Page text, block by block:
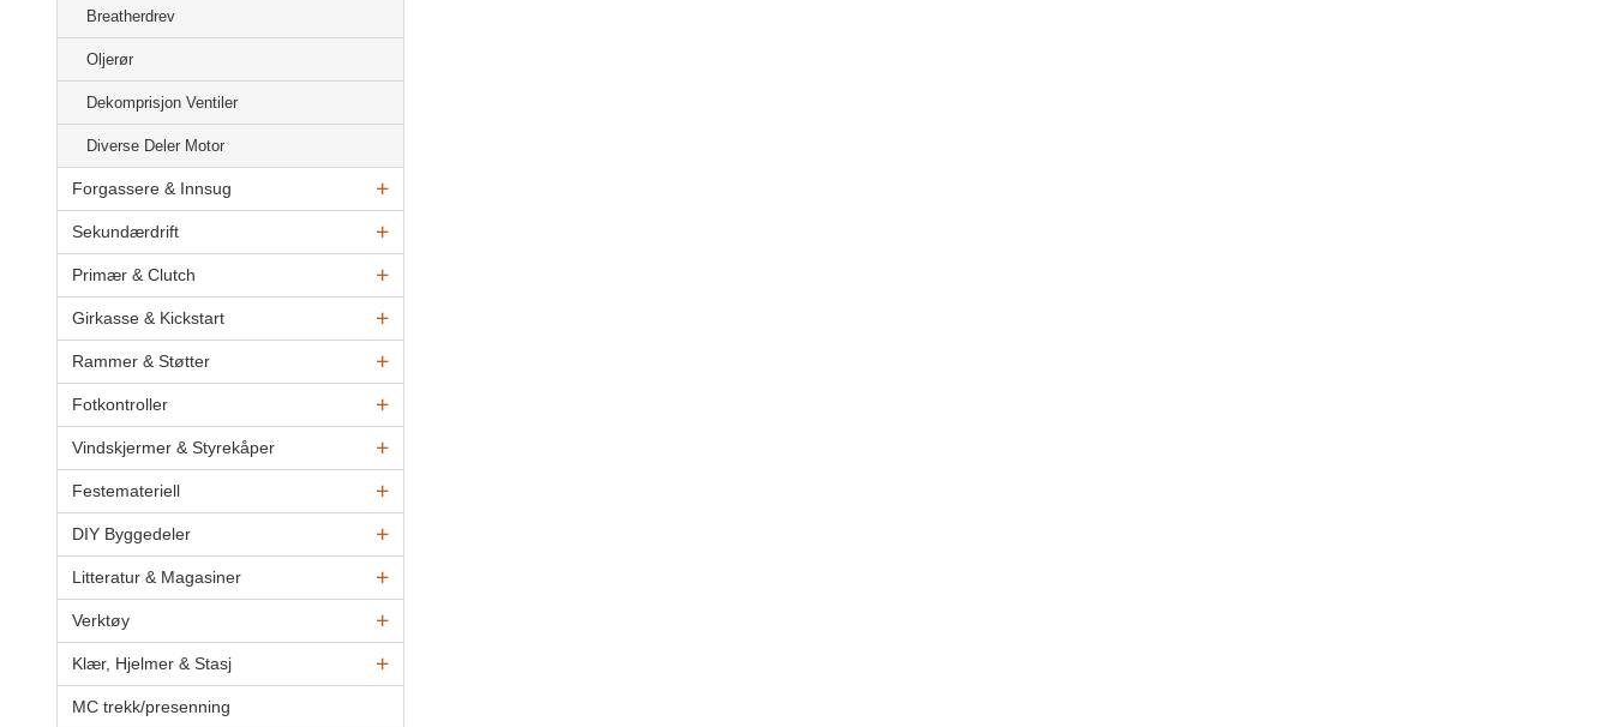
Breatherdrev
Oljerør
Dekomprisjon Ventiler
Diverse Deler Motor
Forgassere & Innsug
Sekundærdrift
Primær & Clutch
Girkasse & Kickstart
Rammer & Støtter
Fotkontroller
Vindskjermer & Styrekåper
Festemateriell
DIY Byggedeler
Litteratur & Magasiner
Verktøy
Klær, Hjelmer & Stasj
MC trekk/presenning